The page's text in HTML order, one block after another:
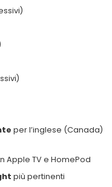
per l’inglese (Canada)
Apple TV e HomePod
più pertinenti